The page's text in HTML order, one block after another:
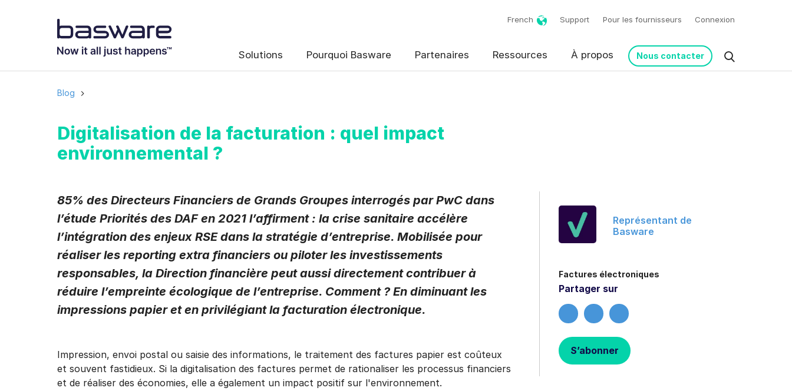
French Support Pour les fournisseurs Connexion
Solutions Pourquoi Basware Partenaires Ressources À propos Nous contacter
Blog
Digitalisation de la facturation : quel impact
environnemental ?
85% des Directeurs Financiers de Grands Groupes interrogés par PwC dans
l’étude Priorités des DAF en 2021 l’affirment : la crise sanitaire accélère
l’intégration des enjeux RSE dans la stratégie d’entreprise. Mobilisée pour
réaliser les reporting extra financiers ou piloter les investissements
responsables, la Direction financière peut aussi directement contribuer à
réduire l’empreinte écologique de l’entreprise. Comment ? En diminuant les
impressions papier et en privilégiant la facturation électronique.
Impression, envoi postal ou saisie des informations, le traitement des factures papier est coûteux
et souvent fastidieux. Si la digitalisation des factures permet de rationaliser les processus financiers
et de réaliser des économies, elle a également un impact positif sur l'environnement.
Représentant de
Basware
Factures électroniques
Partager sur
S’abonner
Email professionnel*
Basware traite mes données personnelles de contact, recueillies via le présent formulaire, pour donner suite à
J'accepte de recevoir des notifications par e-mail de Basware.
Je peux me désinscrire aux communications envoyées par e-mail par Basware à tout moment, en utilisant le lien de
désinscription figurant sur chaque e-mail ou en